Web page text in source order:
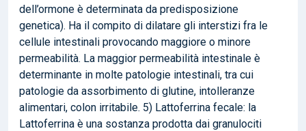
dell’ormone è determinata da predisposizione
genetica). Ha il compito di dilatare gli interstizi fra le
cellule intestinali provocando maggiore o minore
permeabilità. La maggior permeabilità intestinale è
determinante in molte patologie intestinali, tra cui
patologie da assorbimento di glutine, intolleranze
alimentari, colon irritabile. 5) Lattoferrina fecale: la
Lattoferrina è una sostanza prodotta dai granulociti